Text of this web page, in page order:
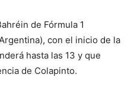
de Fórmula 1
con el inicio de la
hasta las 13 y que
de Colapinto.